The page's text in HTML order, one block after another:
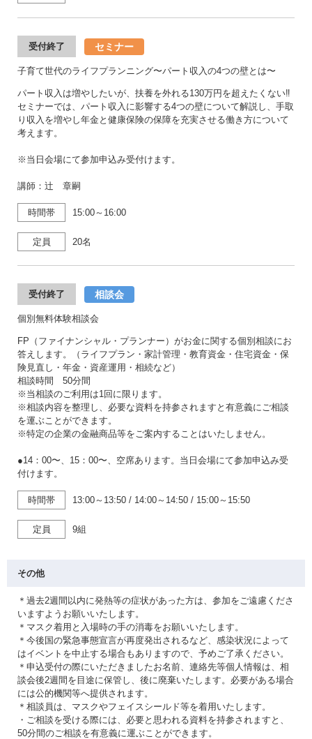
受付終了 セミナー
子育て世代のライフプランニング〜パート収入の4つの壁とは〜
パート収入は増やしたいが、扶養を外れる130万円を超えたくない‼
セミナーでは、パート収入に影響する4つの壁について解説し、手取
り収入を増やし年金と健康保険の保障を充実させる働き方について
考えます。
※当日会場にて参加申込み受付けます。
講師：辻 章嗣
時間帯 15:00～16:00
定員 20名
受付終了 相談会
個別無料体験相談会
FP（ファイナンシャル・プランナー）がお金に関する個別相談にお
答えします。（ライフプラン・家計管理・教育資金・住宅資金・保
険見直し・年金・資産運用・相続など）
相談時間 50分間
※当相談のご利用は1回に限ります。
※相談内容を整理し、必要な資料を持参されますと有意義にご相談
を運ぶことができます。
※特定の企業の金融商品等をご案内することはいたしません。
●14：00〜、15：00〜、空席あります。当日会場にて参加申込み受
付けます。
時間帯 13:00～13:50 / 14:00～14:50 / 15:00～15:50
定員 9組
その他
＊過去2週間以内に発熱等の症状があった方は、参加をご遠慮くださ
いますようお願いいたします。
＊マスク着用と入場時の手の消毒をお願いいたします。
＊今後国の緊急事態宣言が再度発出されるなど、感染状況によって
はイベントを中止する場合もありますので、予めご了承ください。
＊申込受付の際にいただきましたお名前、連絡先等個人情報は、相
談会後2週間を目途に保管し、後に廃棄いたします。必要がある場合
には公的機関等へ提供されます。
＊相談員は、マスクやフェイスシールド等を着用いたします。
・ご相談を受ける際には、必要と思われる資料を持参されますと、
50分間のご相談を有意義に運ぶことができます。